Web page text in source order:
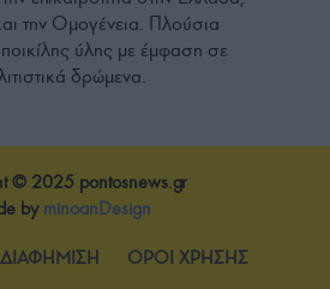
την Ομογένεια. Πλούσια
ύλης με έμφαση σε
δρώμενα.
© 2025 pontosnews.gr
by minoanDesign
ΔΙΑΦΗΜΙΣΗ ΟΡΟΙ ΧΡΗΣΗΣ